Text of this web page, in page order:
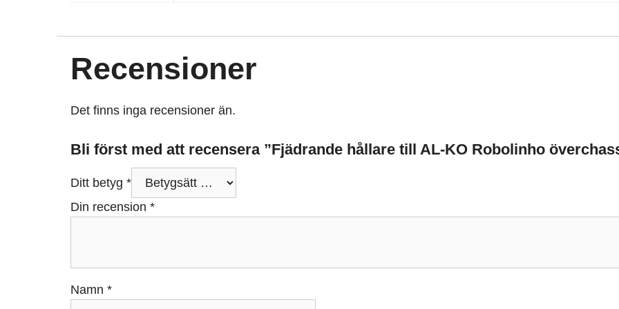
Recensioner
Det finns inga recensioner än.
Bli först med att recensera ”Fjädrande hållare till AL-KO Robolinho
Ditt betyg *
Din recension *
Namn *